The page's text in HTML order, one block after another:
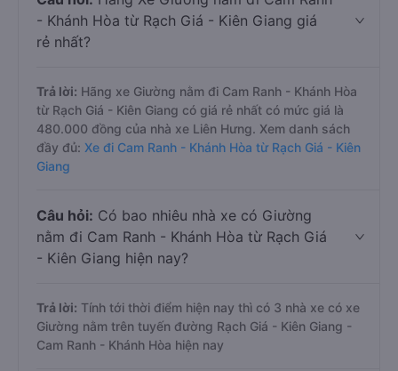
- Khánh Hòa từ Rạch Giá - Kiên Giang giá
rẻ nhất?
Trả lời: Hãng xe Giường nằm đi Cam Ranh - Khánh Hòa
từ Rạch Giá - Kiên Giang có giá rẻ nhất có mức giá là
480.000 đồng của nhà xe Liên Hưng. Xem danh sách
đầy đủ: Xe đi Cam Ranh - Khánh Hòa từ Rạch Giá - Kiên
Giang
Câu hỏi: Có bao nhiêu nhà xe có Giường
nằm đi Cam Ranh - Khánh Hòa từ Rạch Giá
- Kiên Giang hiện nay?
Trả lời: Tính tới thời điểm hiện nay thì có 3 nhà xe có xe
Giường nằm trên tuyến đường Rạch Giá - Kiên Giang -
Cam Ranh - Khánh Hòa hiện nay